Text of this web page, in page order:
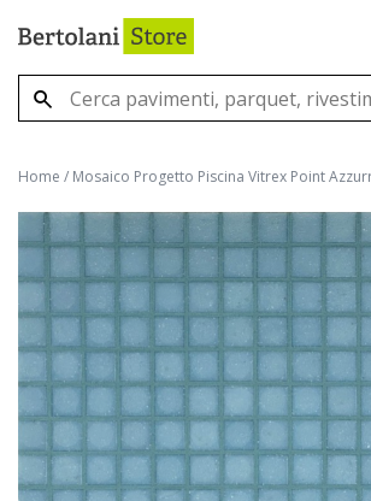
Home / Mosaico Progetto Piscina Vitrex Point